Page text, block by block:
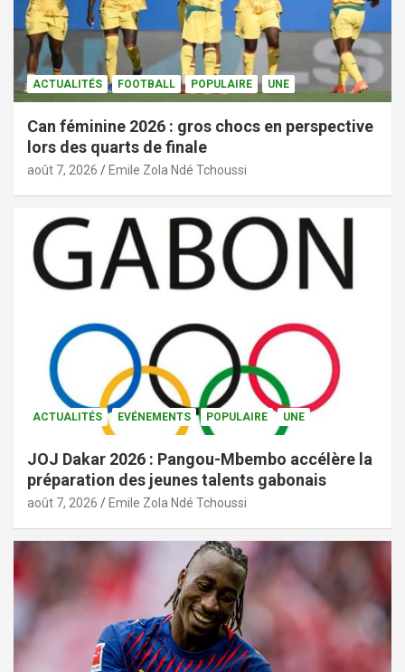
ACTUALITÉS FOOTBALL POPULAIRE UNE
Can féminine 2026 : gros chocs en perspective
lors des quarts de finale
août 7, 2026 Emile Zola Ndé Tchoussi
ACTUALITÉS EVÉNEMENTS POPULAIRE UNE
JOJ Dakar 2026 : Pangou-Mbembo accélère la
préparation des jeunes talents gabonais
août 7, 2026 Emile Zola Ndé Tchoussi